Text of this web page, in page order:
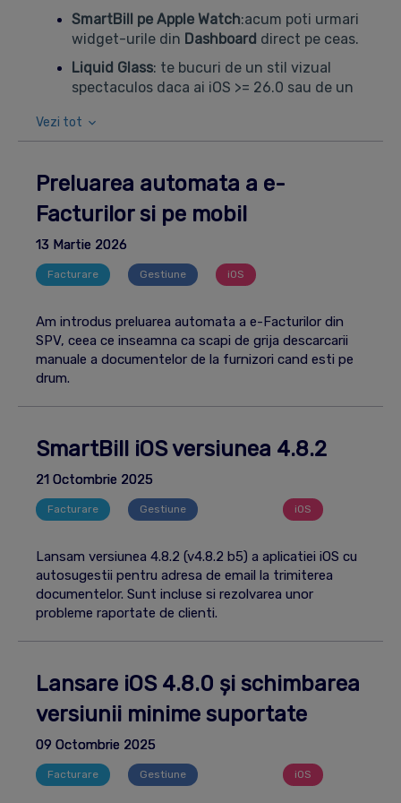
SmartBill pe Apple Watch:acum poti urmari
widget-urile din Dashboard direct pe ceas.
Liquid Glass: te bucuri de un stil vizual
spectaculos daca ai iOS >= 26.0 sau de un
vechi.
cu noulToolbardin partea de jos si
iconitele native de sistem.
Dashboard fluid: ecranul este mai stabil si
permite o organizare mai rapida prin
Drop.
Widget-uri Home Screen: ai un aspect nou
dedicat pentru iPad.
Filtrare clara: zona de totaluri dinLista
Vezi tot
Preluarea automata a e-
Facturilor si pe mobil
13 Martie 2026
Facturare Gestiune iOS
Am introdus preluarea automata a e-Facturilor din
SPV, ceea ce inseamna ca scapi de grija descarcarii
manuale a documentelor de la furnizori cand esti pe
drum.
SmartBill iOS versiunea 4.8.2
21 Octombrie 2025
Facturare Gestiune iOS
Lansam versiunea 4.8.2 (v4.8.2 b5) a aplicatiei iOS cu
autosugestii pentru adresa de email la trimiterea
documentelor. Sunt incluse si rezolvarea unor
probleme raportate de clienti.
Lansare iOS 4.8.0 și schimbarea
versiunii minime suportate
09 Octombrie 2025
Facturare Gestiune iOS